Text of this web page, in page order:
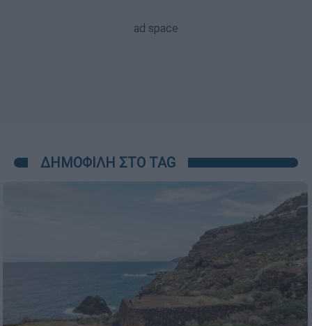
ΔΗΜΟΦΙΛΗ ΣΤΟ TAG